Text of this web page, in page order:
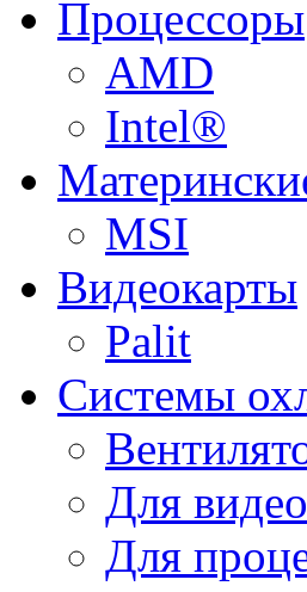
Процессоры
AMD
Intel®
MSI
Видеокарты
Palit
Системы
Для
Для